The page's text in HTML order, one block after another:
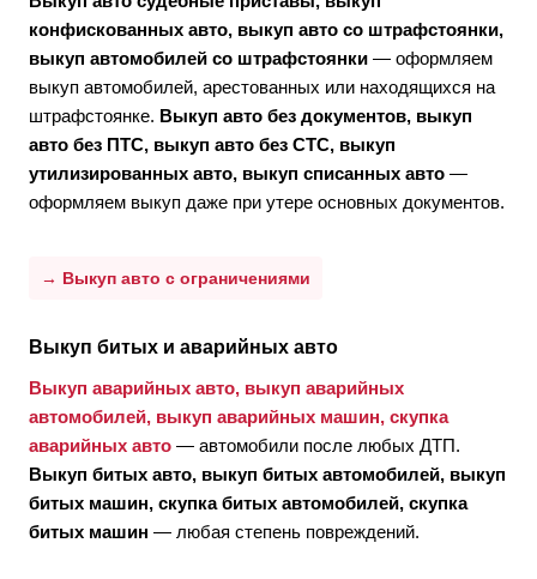
конфискованных авто, выкуп авто со штрафстоянки,
выкуп автомобилей со штрафстоянки — оформляем
выкуп автомобилей, арестованных или находящихся на
штрафстоянке. Выкуп авто без документов, выкуп
авто без ПТС, выкуп авто без СТС, выкуп
утилизированных авто, выкуп списанных авто —
оформляем выкуп даже при утере основных документов.
→ Выкуп авто с ограничениями
Выкуп битых и аварийных авто
Выкуп аварийных авто, выкуп аварийных
автомобилей, выкуп аварийных машин, скупка
аварийных авто — автомобили после любых ДТП.
Выкуп битых авто, выкуп битых автомобилей, выкуп
битых машин, скупка битых автомобилей, скупка
битых машин — любая степень повреждений.